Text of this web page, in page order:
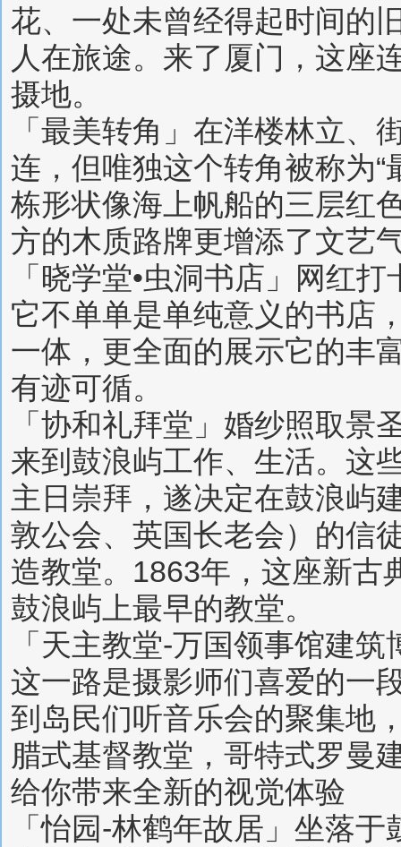
花、一处未曾经得起时间
人在旅途。来了厦门，这座
摄地。
「最美转角」在洋楼林立
连，但唯独这个转角被称为
栋形状像海上帆船的三层红
方的木质路牌更增添了文艺
「晓学堂•虫洞书店」网红
它不单单是单纯意义的书店
一体，更全面的展示它的丰
有迹可循。
「协和礼拜堂」婚纱照取
来到鼓浪屿工作、生活。这
主日崇拜，遂决定在鼓浪屿
敦公会、英国长老会）的信
造教堂。1863年，这座新古
鼓浪屿上最早的教堂。
「天主教堂-万国领事馆建筑
这一路是摄影师们喜爱的一
到岛民们听音乐会的聚集地
腊式基督教堂，哥特式罗曼
给你带来全新的视觉体验
「怡园-林鹤年故居」坐落